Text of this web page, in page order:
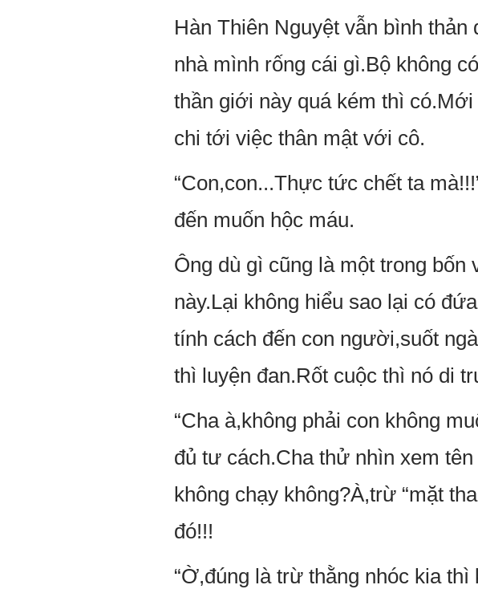
Hàn Thiên Nguyệt vẫn bình
nhà mình rống cái gì.Bộ không
thần giới này quá kém thì
chi tới việc thân mật với cô.
“Con,con...Thực tức chết ta
đến muốn hộc máu.
Ông dù gì cũng là một trong
này.Lại không hiểu sao lại có
tính cách đến con người,suốt
thì luyện đan.Rốt cuộc thì nó di
“Cha à,không phải con không
đủ tư cách.Cha thử nhìn xem
không chạy không?À,trừ “mặt
đó!!!
“Ờ,đúng là trừ thằng nhóc kia